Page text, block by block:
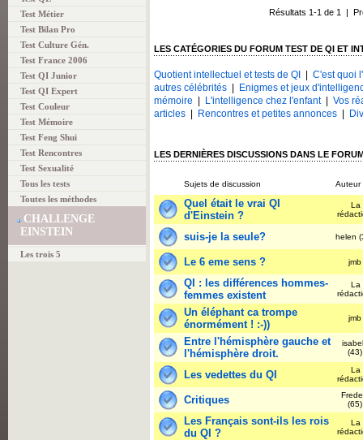
Test Métier
Test Bilan Pro
Test Culture Gén.
Test France 2006
Test QI Junior
Test QI Expert
Test Couleur
Test Mémoire
Test Feng Shui
Test Rencontres
Test Sexualité
Tous les tests
Toutes les méthodes
CHALLENGE
EINSTEIN
Les trois 5
Résultats 1-1 de 1 |
LES CATÉGORIES DU FORUM TEST DE QI ET
Quotient intellectuel et tests de QI
C'est quoi
autres célébrités
Enigmes et jeux
mémoire
L'intelligence chez l'enfant| Vos
articles
Rencontres et petites annonces
LES DERNIÈRES DISCUSSIONS DANS LE
Sujets de discussion Auteur
Quel était le vrai QI
d'Einstein ?
La
suis-je la seule? helen
Le 6 eme sens ? jmb
QI : les différences hommes-
femmes existent
La
Un éléphant ca trompe
énormément ! :-))
jmb
Entre l'hémisphère gauche et
l'hémisphère droit.
Les vedettes du QI
La
Critiques
Les Français sont-ils les rois
du QI ?
La